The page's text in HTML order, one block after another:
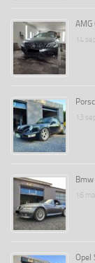
AMG
14
13
16
Opel